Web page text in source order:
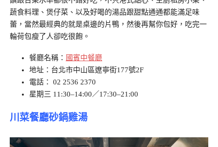
蔬食料理、煲仔菜、以及好喝的湯品跟甜點通通都能滿足味
蕾，當然最經典的就是桌邊的片鴨，然後再幫你包好，吃完一
輪荷包瘦了人卻吃很飽。
餐廳名稱： 國賓中餐廳
地址：台北市中山區遼寧街177號2F
電話： 02 2536 2370
星期三 11:30–14:00／17:30–21:00
川菜餐廳砂鍋雞湯